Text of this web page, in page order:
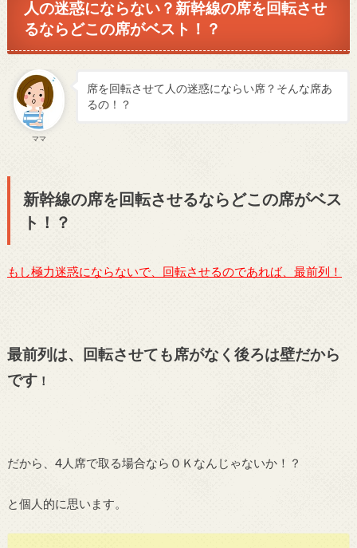
人の迷惑にならない？新幹線の席を回転させ
るならどこの席がベスト！？
ママ
席を回転させて人の迷惑にならい席？そんな席あ
るの！？
新幹線の席を回転させるならどこの席がベス
ト！？
もし極力迷惑にならないで、回転させるのであれば、最前列！
最前列は、回転させても席がなく後ろは壁だから
です！
だから、4人席で取る場合ならＯＫなんじゃないか！？
と個人的に思います。